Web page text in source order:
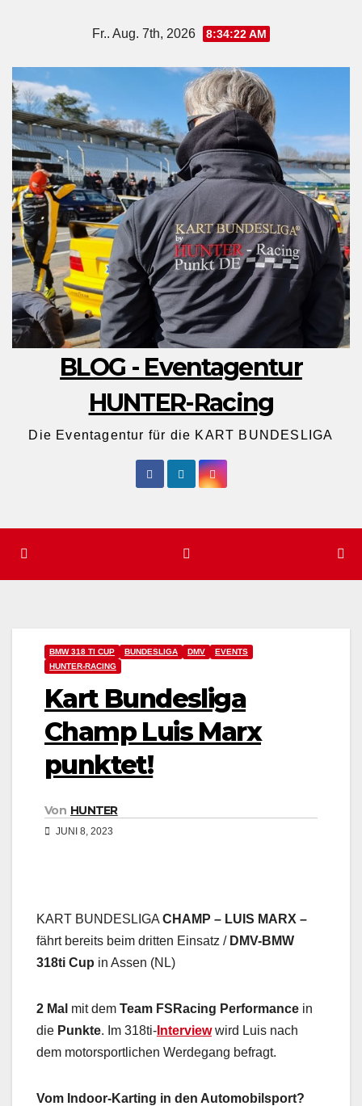
Fr.. Aug. 7th, 2026 8:34:23 AM
BLOG - Eventagentur
HUNTER-Racing
Die Eventagentur für die KART BUNDESLIGA
BMW 318 TI CUP BUNDESLIGA DMV
EVENTS
HUNTER-RACING
Kart Bundesliga
Champ Luis Marx
punktet!
Von HUNTER
JUNI 8, 2023
KART BUNDESLIGACHAMP – LUIS MARX –
fährt bereits beim dritten Einsatz / DMV-BMW
318ti Cup in Assen (NL)
2 Mal mit dem Team FSRacing Performance in
die Punkte. Im 318ti- Interviewwird Luis nach
dem motorsportlichen Werdegang befragt.
Vom Indoor-Karting in den Automobilsport?